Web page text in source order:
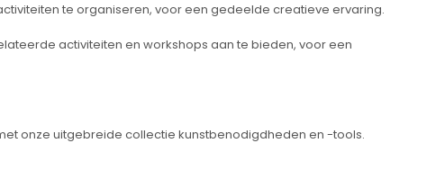
te organiseren, voor een gedeelde creatieve ervaring.
activiteiten en workshops aan te bieden, voor een
onze uitgebreide collectie kunstbenodigdheden en -tools.